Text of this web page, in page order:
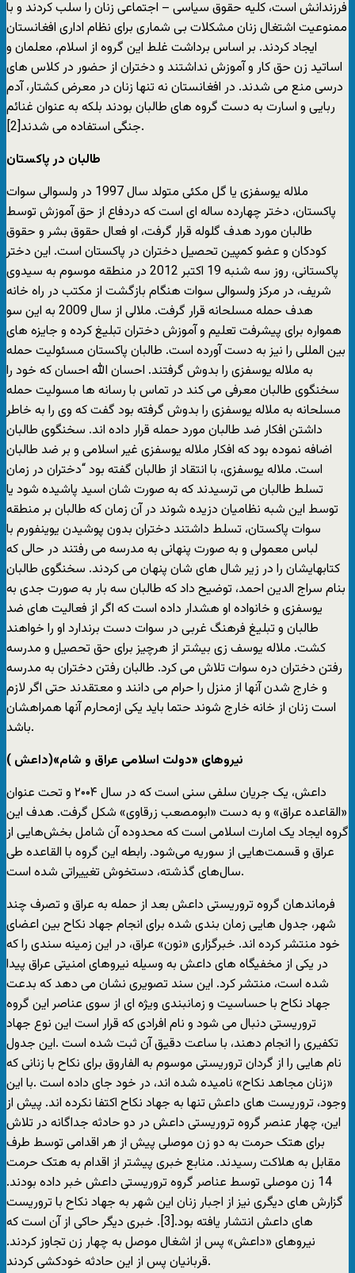
فرزندانش است، کلیه حقوق سیاسی – اجتماعی زنان را سلب کردند و با
ممنوعیت اشتغال زنان مشکلات بی شماری برای نظام اداری افغانستان
ایجاد کردند. بر اساس برداشت غلط این گروه از اسلام، معلمان و
اساتید زن حق کار و آموزش نداشتند و دختران از حضور در کلاس های
درسی منع می شدند. در افغانستان نه تنها زنان در معرض کشتار، آدم
ربایی و اسارت به دست گروه های طالبان بودند بلکه به عنوان غنائم
جنگی استفاده می شدند[2].
طالبان در پاکستان
ملاله یوسفزی یا گل مکئی متولد سال 1997 در ولسوالی سوات
پاکستان، دختر چهارده ساله ای است که دردفاع از حق آموزش توسط
طالبان مورد هدف گلوله قرار گرفت، او فعال حقوق بشر و حقوق
کودکان و عضو کمپین تحصیل دختران در پاکستان است. این دختر
پاکستانی، روز سه شنبه 19 اکتبر 2012 در منطقه موسوم به سیدوی
شریف، در مرکز ولسوالی سوات هنگام بازگشت از مکتب در راه خانه
هدف حمله مسلحانه قرار گرفت. ملالی از سال 2009 به این سو
همواره برای پیشرفت تعلیم و آموزش دختران تبلیغ کرده و جایزه های
بین المللی را نیز به دست آورده است. طالبان پاکستان مسئولیت حمله
به ملاله یوسفزی را بدوش گرفتند. احسان الله احسان که خود را
سخنگوی طالبان معرفی می کند در تماس با رسانه ها مسولیت حمله
مسلحانه به ملاله یوسفزی را بدوش گرفته بود گفت که وی را به خاطر
داشتن افکار ضد طالبان مورد حمله قرار داده اند. سخنگوی طالبان
اضافه نموده بود که افکار ملاله یوسفزی غیر اسلامی و بر ضد طالبان
است. ملاله یوسفزی، با انتقاد از طالبان گفته بود “دختران در زمان
تسلط طالبان می ترسیدند که به صورت شان اسید پاشیده شود یا
توسط این شبه نظامیان دزیده شوند در آن زمان که طالبان بر منطقه
سوات پاکستان، تسلط داشتند دختران بدون پوشیدن یوینفورم با
لباس معمولی و به صورت پنهانی به مدرسه می رفتند در حالی که
کتابهایشان را در زیر شال های شان پنهان می کردند. سخنگوی طالبان
بنام سراج الدین احمد، توضیح داد که طالبان سه بار به صورت جدی به
یوسفزی و خانواده او هشدار داده است که اگر از فعالیت های ضد
طالبان و تبلیغ فرهنگ غربی در سوات دست برندارد او را خواهند
کشت. ملاله یوسف زی بیشتر از هرچیز برای حق تحصیل و مدرسه
رفتن دختران دره سوات تلاش می کرد. طالبان رفتن دختران به مدرسه
و خارج شدن آنها از منزل را حرام می دانند و معتقدند حتی اگر لازم
است زنان از خانه خارج شوند حتما باید یکی ازمحارم آنها همراهشان
باشد.
نیروهای «دولت اسلامی عراق و شام»(داعش )
داعش، یک جریان سلفی سنی است که در سال ۲۰۰۴ و تحت عنوان
«القاعده عراق» و به دست «ابومصعب زرقاوی» شکل گرفت. هدف این
گروه ایجاد یک امارت اسلامی است که محدوده آن شامل بخش‌هایی از
عراق و قسمت‌هایی از سوریه می‌شود. رابطه این گروه با القاعده طی
سال‌های گذشته، دستخوش تغییراتی شده است.
فرماندهان گروه تروریستی داعش بعد از حمله به عراق و تصرف چند
شهر، جدول هایی زمان بندی شده برای انجام جهاد نکاح بین اعضای
خود منتشر کرده اند. خبرگزاری «نون» عراق، در این زمینه سندی را که
در یکی از مخفیگاه های داعش به وسیله نیروهای امنیتی عراق پیدا
شده است، منتشر کرد. این سند تصویری نشان می دهد که بدعت
جهاد نکاح با حساسیت و زمانبندی ویژه ای از سوی عناصر این گروه
تروریستی دنبال می شود و نام افرادی که قرار است این نوع جهاد
تکفیری را انجام دهند، با ساعت دقیق آن ثبت شده است .این جدول
نام هایی را از گردان تروریستی موسوم به الفاروق برای نکاح با زنانی که
«زنان مجاهد نکاح» نامیده شده اند، در خود جای داده است .با این
وجود، تروریست های داعش تنها به جهاد نکاح اکتفا نکرده اند. پیش از
این، چهار عنصر گروه تروریستی داعش در دو حادثه جداگانه در تلاش
برای هتک حرمت به دو زن موصلی پیش از هر اقدامی توسط طرف
مقابل به هلاکت رسیدند. منابع خبری پیشتر از اقدام به هتک حرمت
14 زن موصلی توسط عناصر گروه تروریستی داعش خبر داده بودند.
گزارش های دیگری نیز از اجبار زنان این شهر به جهاد نکاح با تروریست
های داعش انتشار یافته بود.[3]. خبری دیگر حاکی از آن است که
نیروهای «داعش» پس از اشغال موصل به چهار زن تجاوز کردند.
قربانیان پس از این حادثه خودکشی کردند.